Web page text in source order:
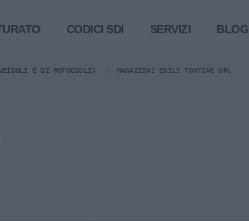
CODICI SDI SERVIZI BLOG
E DI MOTOCICLI) MAGAZZINI EDILI TONTINE SRL